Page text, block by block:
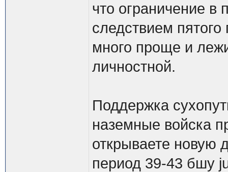
что ограничение в
следствием
много проще и
личностной.
Поддержка
наземные войска
открываете новую
период 39-43 бшу